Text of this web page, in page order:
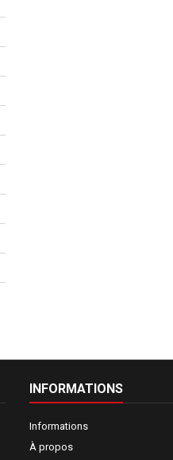
INFORMATIONS
Informations
À propos